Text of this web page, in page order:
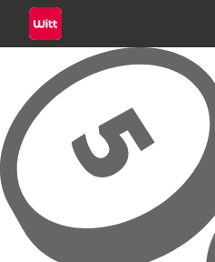
Přeskočit na hlavní obsah